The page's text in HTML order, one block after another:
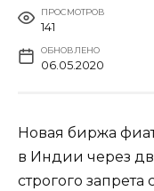
ПРОСМОТРОВ
141
ОБНОВЛЕНО
06.05.2020
Новая биржа
в Индии через
строгого